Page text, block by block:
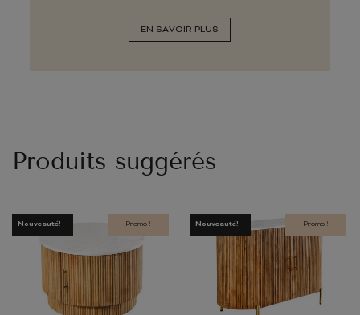
EN SAVOIR PLUS
Produits suggérés
Nouveauté! Promo ! Nouveauté! Promo !